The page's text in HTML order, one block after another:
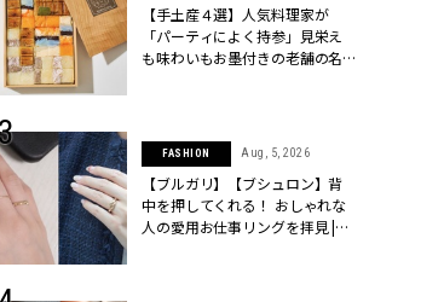
【手土産４選】人気料理家が
「パーティによく持参」見栄え
も味わいもお墨付きの老舗の名
FASHION Aug, 5, 2026
【ブルガリ】【ブシュロン】背
中を押してくれる！ おしゃれな
人の愛用お仕事リングを拝見 |